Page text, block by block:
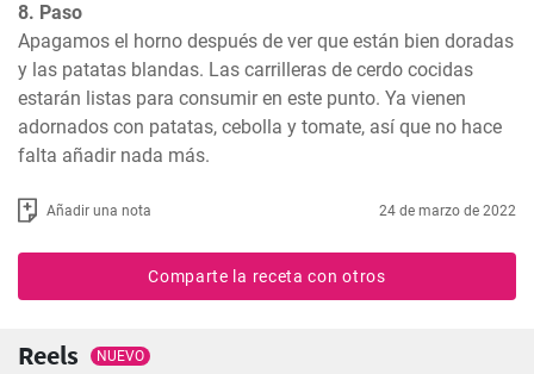
8. Paso
Apagamos el horno después de ver que están bien doradas
y las patatas blandas. Las carrilleras de cerdo cocidas
estarán listas para consumir en este punto. Ya vienen
adornados con patatas, cebolla y tomate, así que no hace
falta añadir nada más.
Añadir una nota 24 de marzo de 2022
Comparte la receta con otros
Reels NUEVO